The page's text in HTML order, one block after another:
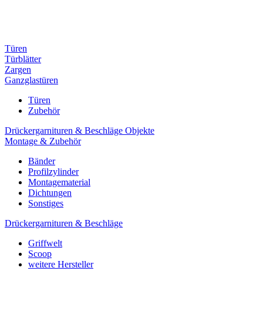
Türen
Türblätter
Zargen
Ganzglastüren
Türen
Zubehör
Drückergarnituren & Beschläge Objekte
Montage & Zubehör
Bänder
Profilzylinder
Montagematerial
Dichtungen
Sonstiges
Drückergarnituren & Beschläge
Griffwelt
Scoop
weitere Hersteller